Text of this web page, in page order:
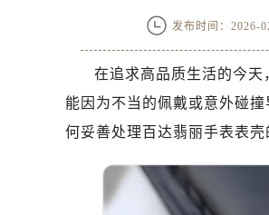
发布时间：2026-
在追求高品质生活的今
能因为不当的佩戴或意外碰
何妥善处理百达翡丽手表表壳